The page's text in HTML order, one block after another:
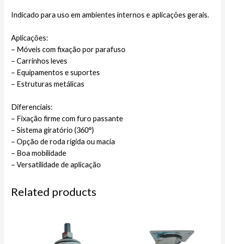
Indicado para uso em ambientes internos e aplicações gerais.
Aplicações:
– Móveis com fixação por parafuso
– Carrinhos leves
– Equipamentos e suportes
– Estruturas metálicas
Diferenciais:
– Fixação firme com furo passante
– Sistema giratório (360°)
– Opção de roda rígida ou macia
– Boa mobilidade
– Versatilidade de aplicação
Related products